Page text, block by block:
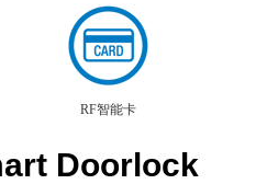
RF智能卡
Doorlock